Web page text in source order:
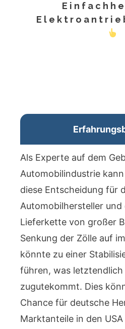
Als Experte auf dem
Automobilindustrie
diese Entscheidung für
Automobilhersteller und
Lieferkette von großer
Senkung der Zölle auf
könnte zu einer
führen, was
zugutekommt. Dies
Chance für deutsche
Marktanteile in den